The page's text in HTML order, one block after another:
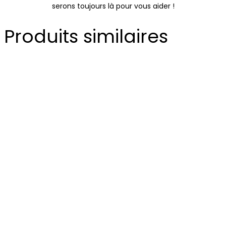
serons toujours là pour vous aider !
Produits similaires